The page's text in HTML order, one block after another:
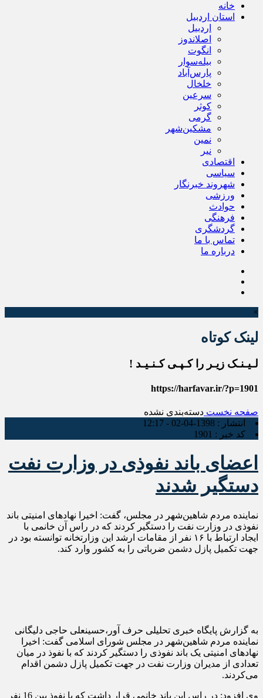
خانه
استان اردبیل
اردبیل
اصلاندوز
انگوت
بیله‌سوار
پارس‌آباد
خلخال
سرعین
کوثر
گرمی
مشکین‌شهر
نمین
نیر
اقتصادی
سیاسی
شهروند خبرنگار
ورزشی
حوادث
فرهنگی
گردشگری
تماس با ما
درباره ما
×
لینک کوتاه
لـیـنـک زیـر را کـپـی کـنـیـد !
https://harfavar.ir/?p=1901
صفحه نخست دسته‌بندی نشده
انتشار : 1398-04-02 - 12:17
کد خبر : 1901
اعضای باند نفوذی در وزارت نفت
دستگیر شدند
نماینده مردم شاهین‌شهر در مجلس، گفت: اخیرا نهادهای امنیتی باند
نفوذی در وزارت نفت را دستگیر کردند که در راس آن خانمی با
ایجاد ارتباط با ۱۶ نفر از مقامات ارشد این وزارتخانه توانسته بود در
جهت تکمیل پازل دشمن ضرباتی را به کشور وارد کند.
به گزارش پایگاه خبری تحلیلی حرف آور،حسینعلی حاجی دلیگانی
نماینده مردم شاهین‌شهر در مجلس شورای اسلامی گفت: اخیرا
نهادهای امنیتی یک باند نفوذی را دستگیر کردند که با نفوذ در میان
تعدادی از مدیران وزارت نفت در جهت تکمیل پازل دشمن اقدام
می‌کردند.
وی افزود: در راس این باند خانمی قرار داشت که با نفوذ بین 16 نفر